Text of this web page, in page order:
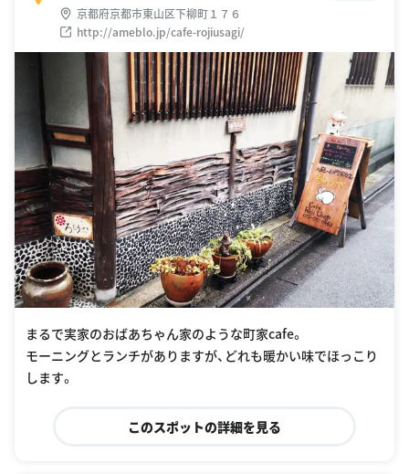
京都府京都市東山区下柳町１７６
http://ameblo.jp/cafe-rojiusagi/
まるで実家のおばあちゃん家のような町家cafe。
モーニングとランチがありますが、どれも暖かい味でほっこり
します。
このスポットの詳細を見る